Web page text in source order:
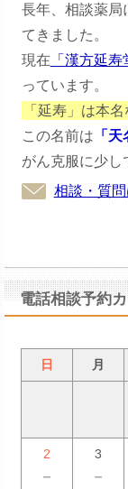
長年、相談薬局
てきました。
現在 「漢方延寿
っています。
「延寿」は本名
この名前は 「天
がん克服に少し
相談・質
電話相談予約
日
月
2
－
3
－